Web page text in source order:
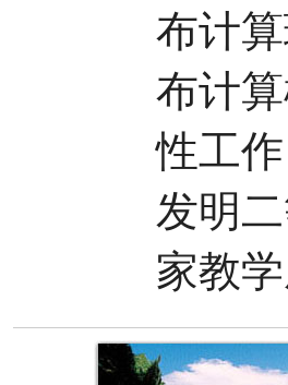
布计
布计
性工
发明
家教